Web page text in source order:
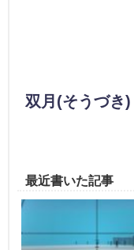
双月(そうづき)
最近書いた記事